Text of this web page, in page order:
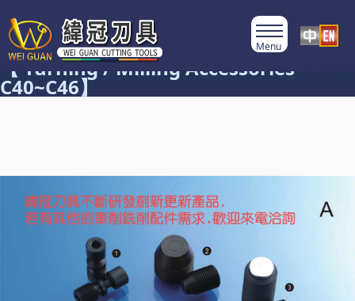
Product Category
【 Turning / Milling Accessories
C40~C46】